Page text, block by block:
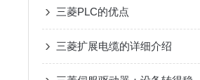
三菱PLC的优点
三菱扩展电缆的详细介绍